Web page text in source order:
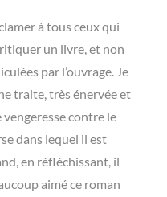
à tous ceux qui
un livre, et non
par l’ouvrage. Je
traite, très énervée et
vengeresse contre le
dans lequel il est
en réfléchissant, il
aimé ce roman